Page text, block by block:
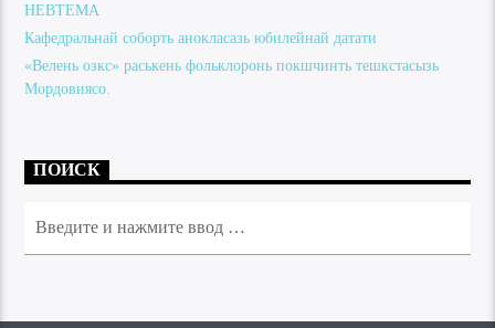
НЕВТЕМА
Кафедральнай соборть анокласазь юбилейнай датати
«Велень озкс» раськень фольклоронь покшчинть тешкстасызь
Мордовиясо.
ПОИСК